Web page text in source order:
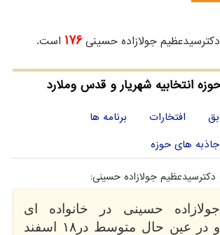
جولازاده حسینی 176 است.
انتخابیه شهریار و قدس وملارد
افتخارات
برنامه ها
جاذبه های حوزه
دکترسیدعظیم جولازاده حسینی:
حسینی در خانواده ای
مذهبی و متدین و در عین حال متوسط در۱۸ اسفند